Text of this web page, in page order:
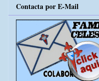
Contacta por E-Mail